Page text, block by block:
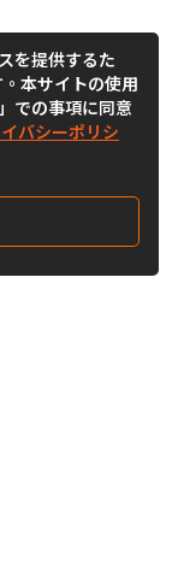
を提供するた
本サイトの使用
での事項に同意
バシーポリシ